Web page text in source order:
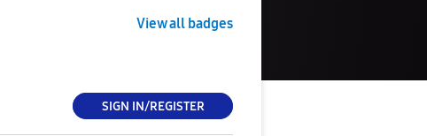
View all badges
SIGN IN/REGISTER